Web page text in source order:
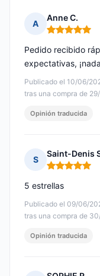
A
Anne C.
Nota: 5 de 5
Publicado el 10/06/
tras una compra de
Pedido recibido
expectativas,
Opinión traducida
S
Saint-Denis
Nota: 5 de 5
Publicado el 09/06/
tras una compra de
5 estrellas
Opinión traducida